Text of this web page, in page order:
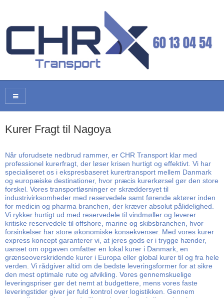
Kurer Fragt til Nagoya
Når uforudsete nedbrud rammer, er CHR Transport klar med
professionel kurerfragt, der løser krisen hurtigt og effektivt. Vi har
specialiseret os i ekspresbaseret kurertransport mellem Danmark
og europæiske destinationer, hvor præcis kurerkørsel gør den store
forskel. Vores transportløsninger er skræddersyet til
industrivirksomheder med reservedele samt førende aktører inden
for medicin og pharma branchen, der kræver absolut pålidelighed.
Vi rykker hurtigt ud med reservedele til vindmøller og leverer
kritiske reservedele til offshore, marine og skibsbranchen, hvor
forsinkelser har store økonomiske konsekvenser. Med vores kurer
express koncept garanterer vi, at jeres gods er i trygge hænder,
uanset om opgaven omfatter en lokal kurer i Danmark, en
grænseoverskridende kurer i Europa eller global kurer til og fra hele
verden. Vi rådgiver altid om de bedste leveringsformer for at sikre
den mest optimale rute og afvikling. Vores gennemskuelige
leveringspriser gør det nemt at budgettere, mens vores faste
leveringstider giver jer fuld kontrol over logistikken. Gennem